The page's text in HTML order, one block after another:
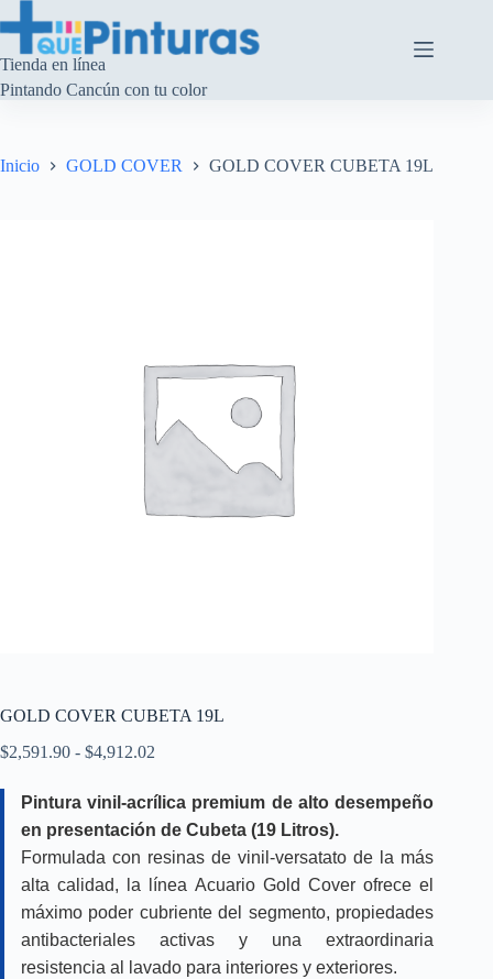
al
contenido
Tienda en línea
Pintando Cancún con tu color
Inicio GOLD COVER GOLD COVER CUBETA 19L
GOLD COVER CUBETA 19L
$2,591.90 - $4,912.02
precios:
desde
$2,591.90
hasta
$4,912.02
Pintura vinil-acrílica premium de alto desempeño
en presentación de Cubeta (19 Litros).
Formulada con resinas de vinil-versatato de la más
alta calidad, la línea Acuario Gold Cover ofrece el
máximo poder cubriente del segmento, propiedades
antibacteriales activas y una extraordinaria
resistencia al lavado para interiores y exteriores.